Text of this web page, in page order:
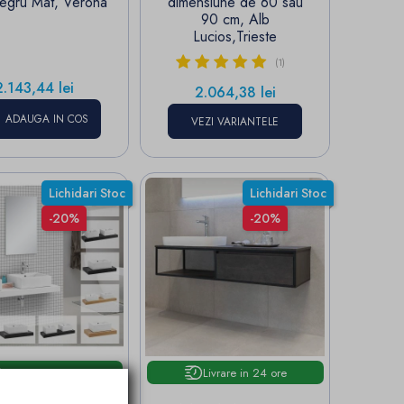
lei
ADAUGA IN COS
90 cm, Alb
Lucios,Trieste
(1)
Pret
2.064,38 lei
VEZI VARIANTELE
Lichidari Stoc
-20%
Livrare in 24 ore
Lichidari Stoc
-20%
Livrare in 24 ore